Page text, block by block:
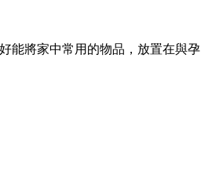
能將家中常用的物品，放置在與孕